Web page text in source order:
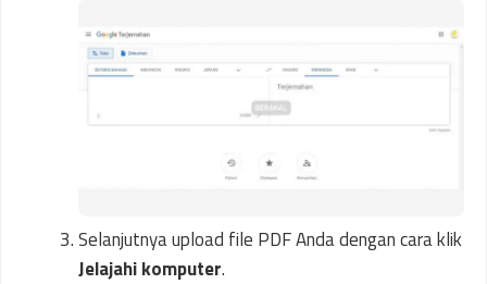
Selanjutnya upload file PDF Anda dengan cara klik
Jelajahi komputer.